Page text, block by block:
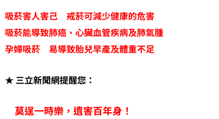
吸菸害人害己 戒菸可減少健康的危害
吸菸能導致肺癌、心臟血管疾病及肺氣腫
孕婦吸菸 易導致胎兒早產及體重不足
★ 三立新聞網提醒您：
莫逞一時樂，遺害百年身！